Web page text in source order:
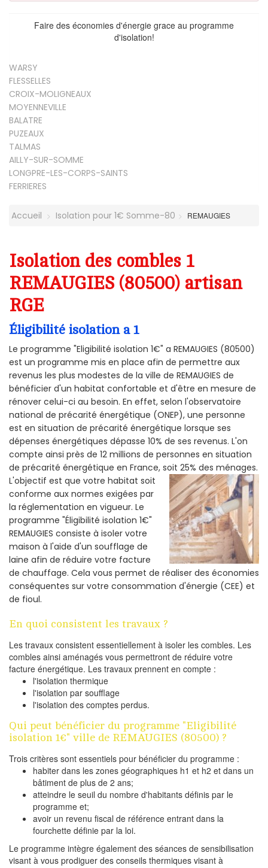
Faire des économies d'énergie grace au programme
d'isolation!
WARSY
FLESSELLES
CROIX-MOLIGNEAUX
MOYENNEVILLE
BALATRE
PUZEAUX
TALMAS
AILLY-SUR-SOMME
LONGPRE-LES-CORPS-SAINTS
FERRIERES
Accueil Isolation pour 1€ Somme-80 REMAUGIES
Isolation des combles 1
REMAUGIES (80500) artisan
RGE
Éligibilité isolation a 1
Le programme "Eligibilité isolation 1€" a REMAUGIES (80500)
est un programme mis en place afin de permettre aux
revenus les plus modestes de la ville de REMAUGIES de
bénéficier d'un habitat confortable et d'être en mesure de
rénover celui-ci au besoin. En effet, selon l'observatoire
national de précarité énergétique (ONEP), une personne
est en situation de précarité énergétique lorsque ses
dépenses énergétiques dépasse 10% de ses revenus. L'on
compte ainsi près de 12 millions de personnes en situation
de précarité énergétique en France, soit 25% des ménages.
L'objectif est que votre habitat soit
conforme aux normes exigées par
la réglementation en vigueur. Le
programme "Éligibilité isolation 1€"
REMAUGIES consiste à isoler votre
maison à l'aide d'un soufflage de
laine afin de réduire votre facture
de chauffage. Cela vous permet de réaliser des économies
conséquentes sur votre consommation d'énergie (CEE) et
de fioul.
En quoi consistent les travaux ?
Les travaux consistent essentiellement à isoler les combles. Les
combles ainsi aménagés vous permettront de réduire votre
facture énergétique. Les travaux prennent en compte :
l'isolation thermique
l'isolation par soufflage
l'isolation des comptes perdus.
Qui peut bénéficier du programme "Eligibilité
isolation 1€" ville de REMAUGIES (80500) ?
Trois critères sont essentiels pour bénéficier du programme :
habiter dans les zones géographiques h1 et h2 et dans un
bâtiment de plus de 2 ans;
atteindre le seuil du nombre d'habitants définis par le
programme et;
avoir un revenu fiscal de référence entrant dans la
fourchette définie par la loi.
Le programme intègre également des séances de sensibilisation
visant à vous prodiguer des conseils thermiques visant à